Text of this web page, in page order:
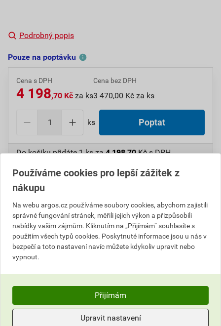
Podrobný popis
Pouze na poptávku
Cena s DPH
4 198,70 Kč za ks
Cena bez DPH
3 470,00 Kč za ks
ks Poptat
Do košíku přidáte1 ksza4 198,70Kčs DPH
Číslo položky:
Popis
Cimco
Hodnocení
Používáme cookies pro lepší zážitek z
nákupu
Na webu argos.cz používáme soubory cookies, abychom zajistili
správné fungování stránek, měřili jejich výkon a přizpůsobili
nabídky vašim zájmům. Kliknutím na „Přijímám“ souhlasíte s
použitím všech typů cookies. Poskytnuté informace jsou u nás v
bezpečí a toto nastavení navíc můžete kdykoliv upravit nebo
vypnout.
Přijímám
Upravit nastavení